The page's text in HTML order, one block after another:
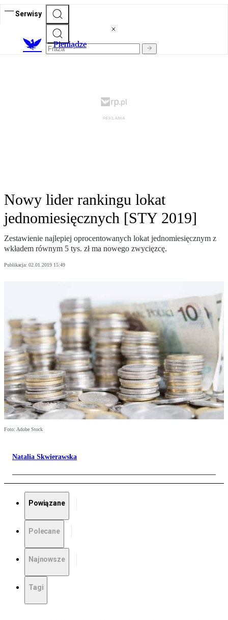
Serwisy
Pieniądze
Nowy lider rankingu lokat
jednomiesięcznych [STY 2019]
Zestawienie najlepiej oprocentowanych lokat jednomiesięcznym z
wkładem równym 5 tys. zł ma nowego zwycięzcę.
Publikacja: 02.01.2019 15:49
Foto: Adobe Stock
Natalia Skwierawska
Powiązane
Polecane
Najnowsze
Tagi